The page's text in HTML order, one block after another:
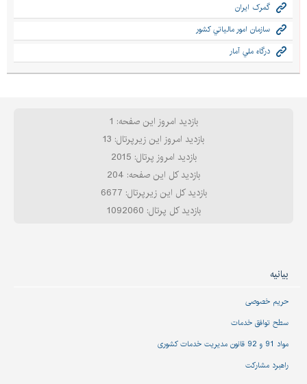
گمرک ایران
سازمان امور مالياتي كشور
درگاه ملي آمار
بازدید امروز این صفحه: 1
بازدید امروز این زیرپرتال: 13
بازدید امروز پرتال: 2015
بازدید کل این صفحه: 204
بازدید کل این زیرپرتال: 6677
بازدید کل پرتال: 1092060
بیانیه
حریم خصوصی
سطح توافق خدمات
مواد 91 و 92 قانون مدیریت خدمات کشوری
راهبرد مشارکت